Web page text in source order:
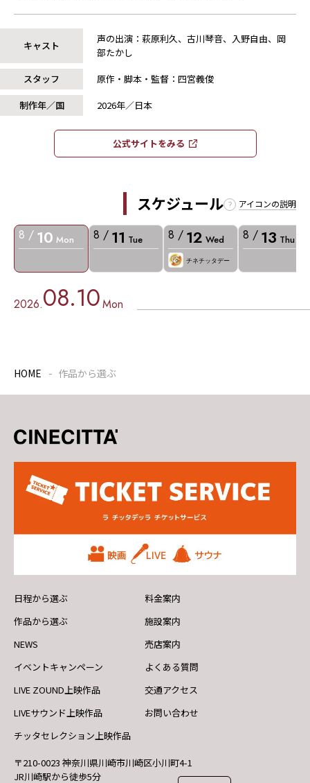
キャスト
声の出演：萩原利久、古川琴音、入野自由、岡
部たかし
スタッフ
原作・脚本・監督：四宮義俊
制作年／国
2026年／日本
公式サイトをみる​​
スケジュール アイコンの説明
8 / 10 Mon 8 / 11 Tue 8 / 12 Wed
チネチッタデー
8 / 13 Thu
2026.08.10Mon
HOME 作品から選ぶ
〒210-0023 神奈川県川崎市川崎区小川町4-1
JR川崎駅から徒歩5分
日程から選ぶ
作品から選ぶ
NEWS
イベントキャンペーン
LIVE ZOUND上映作品
LIVEサウンド上映作品
チッタセレクション上映作品
料金案内
施設案内
売店案内
よくある質問
交通アクセス
お問い合わせ